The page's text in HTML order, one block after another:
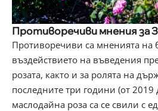
Противоречиви мнения за
Противоречиви са мненията на
въздействието на въведения
розата, както и за ролята на
последните три години (от 2019
маслодайна роза са се свили с